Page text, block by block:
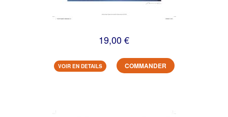
19,00 €
VOIR EN DETAILS COMMANDER